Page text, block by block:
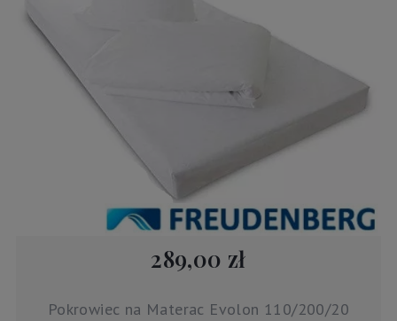
289,00 zł
Pokrowiec na Materac Evolon 110/200/20